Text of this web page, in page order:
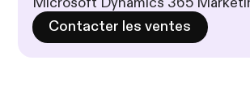
Microsoft Dynamics 365
Contacter les ventes